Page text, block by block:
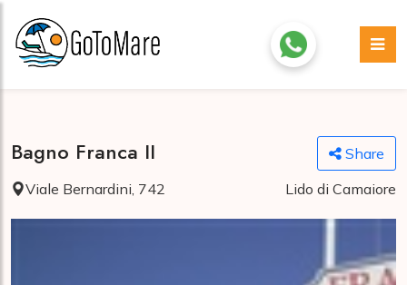
Bagno Franca II
Share
Viale Bernardini, 742
Lido di Camaiore